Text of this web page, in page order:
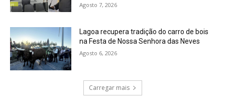
Agosto 7, 2026
Lagoa recupera tradição do carro de bois
na Festa de Nossa Senhora das Neves
Agosto 6, 2026
Carregar mais